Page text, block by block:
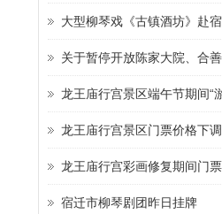
大型柳琴戏《古镇酒坊》赴
关于暂停开放陈家大院、合
龙王庙行宫景区端午节期间“
龙王庙行宫景区门票价格下
龙王庙行宫彩画修复期间门
宿迁市柳琴剧团昨日挂牌